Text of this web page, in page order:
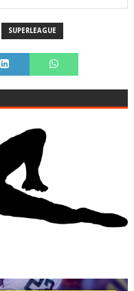
SUPERLEAGUE